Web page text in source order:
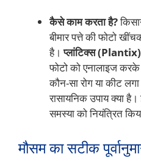
कैसे काम करता है?
बीमार पत्ते की फोटो
है।प्लांटिक्स (Plantix)
फोटो को एनालाइज
कौन-सा रोग या कीट
रासायनिक उपाय क्या
समस्या को नियंत्रित
मौसम का सटीक